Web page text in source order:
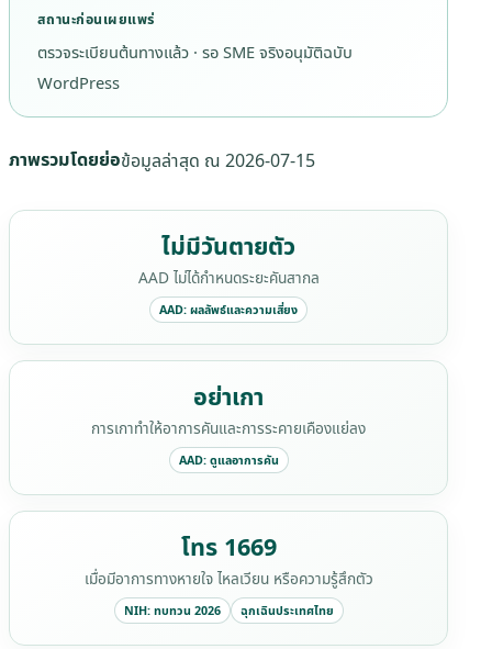
สถานะก่อนเผยแพร่
ตรวจระเบียนต้นทางแล้ว · รอ SME จริงอนุมัติฉบับ
WordPress
ภาพรวมโดยย่อข้อมูลล่าสุด ณ 2026-07-15
ไม่มีวันตายตัว
AAD ไม่ได้กำหนดระยะคันสากล
AAD: ผลลัพธ์และความเสี่ยง
อย่าเกา
การเกาทำให้อาการคันและการระคายเคืองแย่ลง
AAD: ดูแลอาการคัน
โทร 1669
เมื่อมีอาการทางหายใจ ไหลเวียน หรือความรู้สึกตัว
NIH: ทบทวน 2026 ฉุกเฉินประเทศไทย